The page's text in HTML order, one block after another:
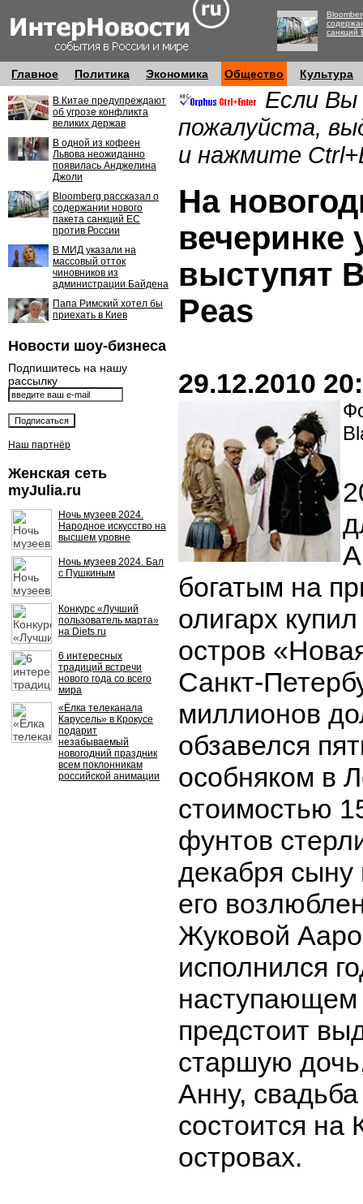
санкций
Главное Политика Экономика Общество Культура
В Китае предупреждают
об угрозе конфликта
великих держав
В одной из кофеен
Львова неожиданно
появилась Анджелина
Джоли
Bloomberg рассказал о
содержании нового
пакета санкций ЕС
против России
В МИД указали на
массовый отток
чиновников из
администрации Байдена
Папа Римский хотел бы
приехать в Киев
Новости шоу-бизнеса
Подпишитесь на нашу
рассылку
Наш партнёр
Женская сеть
myJulia.ru
Ночь музеев 2024.
Народное искусство на
высшем уровне
Ночь музеев 2024. Бал
с Пушкиным
Конкурс «Лучший
пользователь марта»
на Diets.ru
6 интересных
традиций встречи
нового года со всего
мира
«Ёлка телеканала
Карусель» в Крокусе
подарит
незабываемый
новогодний праздник
всем поклонникам
российской анимации
Если Вы
пожалуйста,
и нажмите
На
вечеринке
выступят
Peas
29.12.2010
богатым на
олигарх
остров
Санкт-
миллионов
обзавелся
особняком в
стоимостью
фунтов
декабря
его
Жуковой
исполнился
наступающем
предстоит
старшую
Анну,
состоится на
островах.